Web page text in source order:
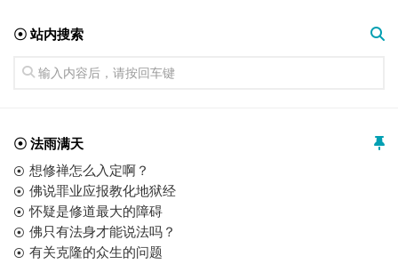
☉ 站内搜索
☉ 法雨满天
想修禅怎么入定啊？
佛说罪业应报教化地狱经
怀疑是修道最大的障碍
佛只有法身才能说法吗？
有关克隆的众生的问题